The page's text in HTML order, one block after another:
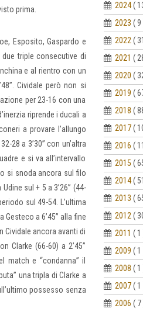
prima.
Esposito, Gaspardo e
triple consecutive di
e al rientro con un
Cividale però non si
per 23-16 con una
riprende i ducali a
a provare l’allungo
28 a 3’30” con un’altra
e si va all’intervallo
si snoda ancora sul filo
sul + 5 a 3’26” (44-
sul 49-54. L’ultima
a 6’45” alla fine
Cividale ancora avanti di
Clarke (66-60) a 2’45”
match e “condanna” il
una tripla di Clarke a
possesso senza
2024 (
2023 ( 9
2022 (
2021 (
2020 (
2019 (
2018 (
2017 (
2016 (
2015 (
2014 (
2013 (
2012 (
2011 ( 1
2009 ( 1
2008 ( 1
2007 ( 1
2006 ( 7